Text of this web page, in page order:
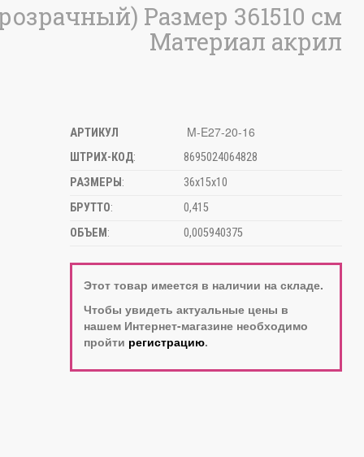
Размер 361510 см
Материал акрил
АРТИКУЛ M-E27-20-16
ШТРИХ-КОД:
8695024064828
РАЗМЕРЫ :
36х15х10
БРУТТО:
0,415
ОБЪЕМ : 0,005940375
Этот товар имеется в наличии на складе.
Чтобы увидеть актуальные цены в
нашем Интернет-магазине необходимо
пройти регистрацию.